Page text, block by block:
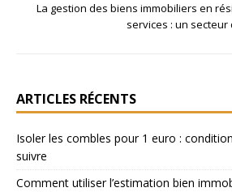
La gestion des biens immobiliers en
services : un secteur
ARTICLES RÉCENTS
Isoler les combles pour 1 euro :
suivre
Comment utiliser l’estimation bien